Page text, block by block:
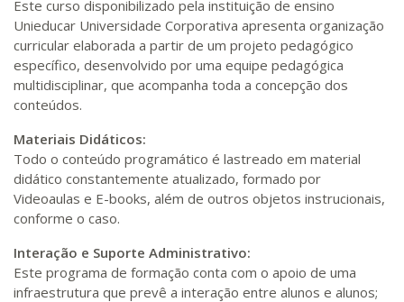
Este curso disponibilizado pela instituição de ensino
Unieducar Universidade Corporativa apresenta organização
curricular elaborada a partir de um projeto pedagógico
específico, desenvolvido por uma equipe pedagógica
multidisciplinar, que acompanha toda a concepção dos
conteúdos.
Materiais Didáticos:
Todo o conteúdo programático é lastreado em material
didático constantemente atualizado, formado por
Videoaulas e E-books, além de outros objetos instrucionais,
conforme o caso.
Interação e Suporte Administrativo:
Este programa de formação conta com o apoio de uma
infraestrutura que prevê a interação entre alunos e alunos;